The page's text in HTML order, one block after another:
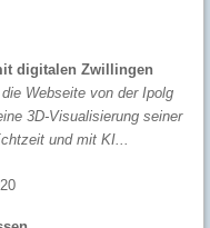
digitalen Zwillingen
Webseite von der Ipolg
3D-Visualisierung seiner
und mit KI...